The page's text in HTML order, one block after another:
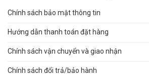
Chính sách bảo mật thông tin
Hướng dẫn thanh toán đặt hàng
Chính sách vận chuyển và giao nhận
Chính sách đổi trả/bảo hành